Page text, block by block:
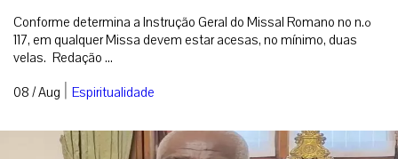
Conforme determina a Instrução Geral do Missal Romano no n.º
117, em qualquer Missa devem estar acesas, no mínimo, duas
velas. Redação ...
08 / Aug | Espiritualidade